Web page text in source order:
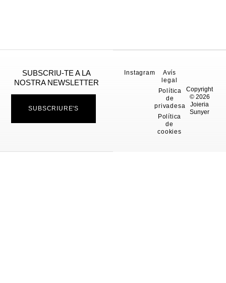
SUBSCRIU-TE A LA
NOSTRA NEWSLETTER
SUBSCRIURE'S
Copyright
© 2026
Joieria
Sunyer
Instagram
Avís
legal
Política
de
privadesa
Política
de
cookies